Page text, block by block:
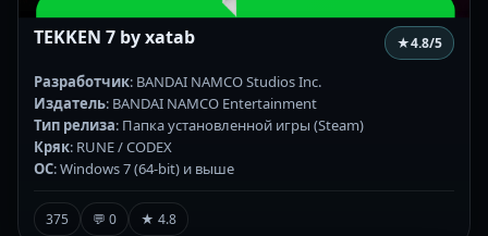
TEKKEN 7 by xatab ★4.8/5
Разработчик: BANDAI NAMCO Studios Inc.
Издатель: BANDAI NAMCO Entertainment
Тип релиза: Папка установленной игры (Steam)
Кряк: RUNE / CODEX
ОС: Windows 7 (64-bit) и выше
375 💬 0 ★ 4.8